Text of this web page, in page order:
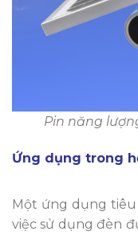
Pin năng
Ứng dụng trong
Một ứng dụng
việc sử dụng đèn